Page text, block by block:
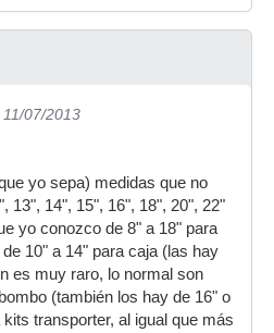
11/07/2013
yo sepa) medidas que no
13", 14", 15", 16", 18", 20", 22"
yo conozco de 8" a 18" para
10" a 14" para caja (las hay
es muy raro, lo normal son
(también los hay de 16" o
transporter, al igual que más